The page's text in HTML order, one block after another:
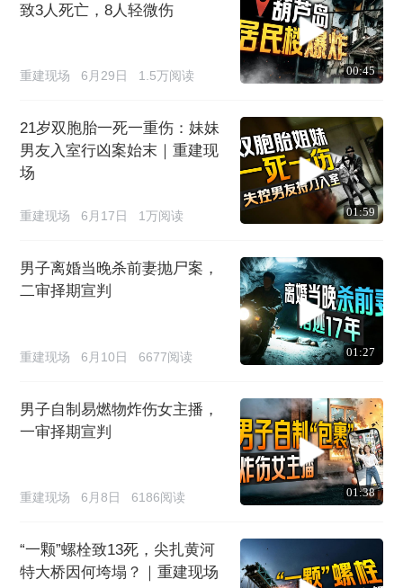
致3人死亡，8人轻微伤
重建现场 6月29日 1.5万阅读 00:45
21岁双胞胎一死一重伤：妹妹
男友入室行凶案始末｜重建现
场
重建现场 6月17日 1万阅读 01:59
男子离婚当晚杀前妻抛尸案，
二审择期宣判
重建现场 6月10日 6677阅读 01:27
男子自制易燃物炸伤女主播，
一审择期宣判
重建现场 6月8日 6186阅读 01:38
“一颗”螺栓致13死，尖扎黄河
特大桥因何垮塌？｜重建现场